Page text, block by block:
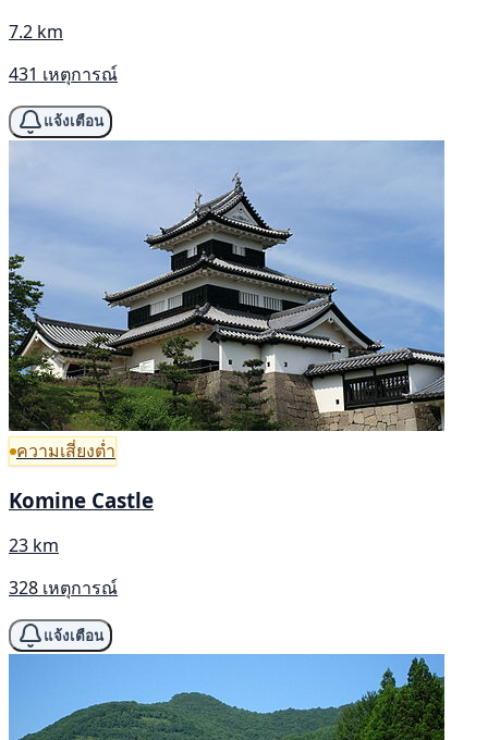
7.2 km
431 เหตุการณ์
แจ้งเตือน
ความเสี่ยงต่ำ
Komine Castle
23 km
328 เหตุการณ์
แจ้งเตือน